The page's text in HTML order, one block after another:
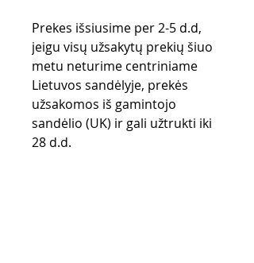
Prekes išsiusime per 2-5 d.d,
jeigu visų užsakytų prekių šiuo
metu neturime centriniame
Lietuvos sandėlyje, prekės
užsakomos iš gamintojo
sandėlio (UK) ir gali užtrukti iki
28 d.d.